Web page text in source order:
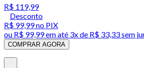
R$ 119,99
Desconto
R$ 99,99no PIX
ou R$ 99,99em até 3x de R$ 33,33 sem
COMPRAR AGORA